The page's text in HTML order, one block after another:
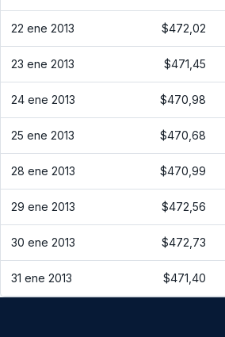
22 ene 2013 $472,02
23 ene 2013 $471,45
24 ene 2013 $470,98
25 ene 2013 $470,68
28 ene 2013 $470,99
29 ene 2013 $472,56
30 ene 2013 $472,73
31 ene 2013 $471,40